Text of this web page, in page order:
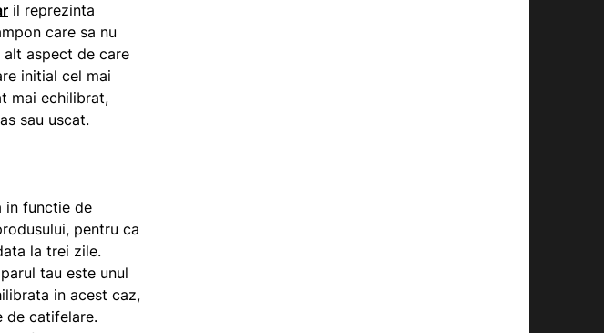
il reprezinta
care sa nu
aspect de care
initial cel mai
mai echilibrat,
sau uscat.
in functie de
pentru ca
la trei zile.
tau este unul
in acest caz,
de catifelare.